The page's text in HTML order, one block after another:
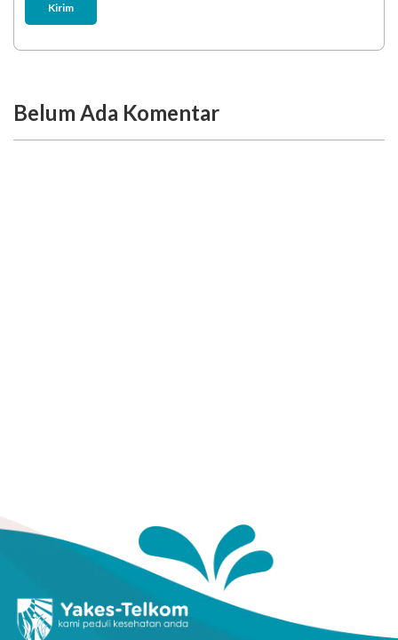
Kirim
Belum Ada Komentar